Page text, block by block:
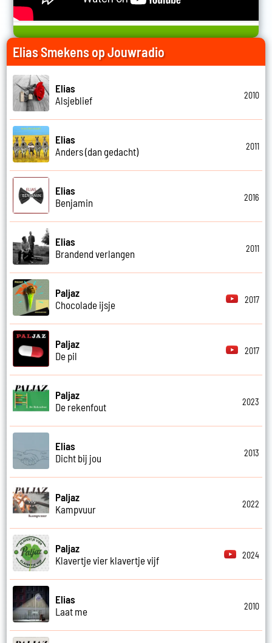
Elias Smekens op Jouwradio
Elias
Alsjeblief
2010
Elias
Anders (dan gedacht)
2011
Elias
Benjamin
2016
Elias
Brandend verlangen
2011
Paljaz
Chocolade ijsje
2017
Paljaz
De pil
2017
Paljaz
De rekenfout
2023
Elias
Dicht bij jou
2013
Paljaz
Kampvuur
2022
Paljaz
Klavertje vier klavertje vijf
2024
Elias
Laat me
2010